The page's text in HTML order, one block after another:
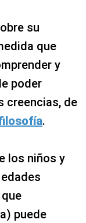
su
que
y
poder
creencias, de
.
los niños y
puede